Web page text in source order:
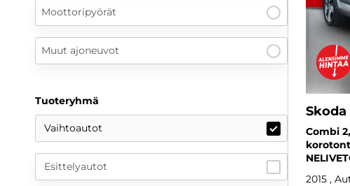
Moottoripyörät
Muut ajoneuvot
Tuoteryhmä
Vaihtoautot
Esittelyautot
Combi
2015 ,